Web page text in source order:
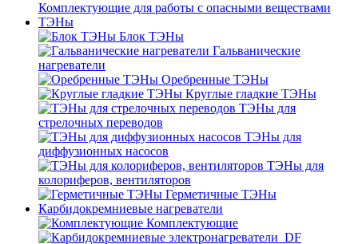
Комплектующие для работы с опасными веществами
ТЭНы
Блок ТЭНы
Гальванические
нагреватели
Оребренные ТЭНы
Круглые гладкие ТЭНы
ТЭНы для
стрелочных переводов
ТЭНы для
диффузионных насосов
ТЭНы для
колориферов, вентиляторов
Герметичные ТЭНы
Карбидокремниевые нагреватели
Комплектующие